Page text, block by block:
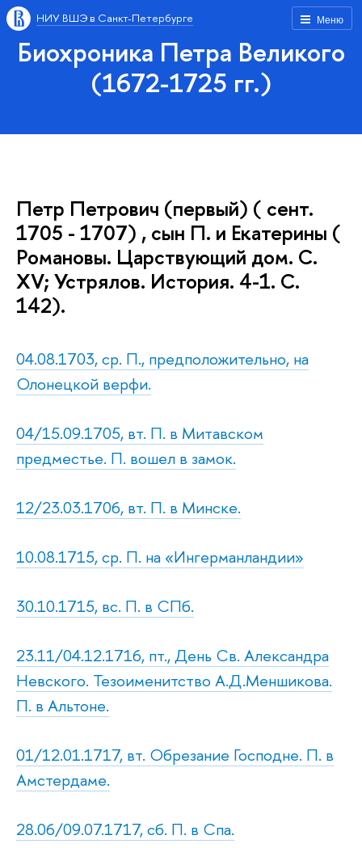
Меню
НИУ ВШЭ в Санкт-Петербурге
Биохроника Петра Великого
(1672-1725 гг.)
Петр Петрович (первый) ( сент.
1705 - 1707) , сын П. и Екатерины (
Романовы. Царствующий дом. С.
XV; Устрялов. История. 4-1. С.
142).
04.08.1703, ср. П., предположительно, на
Олонецкой верфи.
04/15.09.1705, вт. П. в Митавском
предместье. П. вошел в замок.
12/23.03.1706, вт. П. в Минске.
10.08.1715, ср. П. на «Ингерманландии»
30.10.1715, вс. П. в СПб.
23.11/04.12.1716, пт., День Св. Александра
Невского. Тезоименитство А.Д.Меншикова.
П. в Альтоне.
01/12.01.1717, вт. Обрезание Господне. П. в
Амстердаме.
28.06/09.07.1717, сб. П. в Спа.